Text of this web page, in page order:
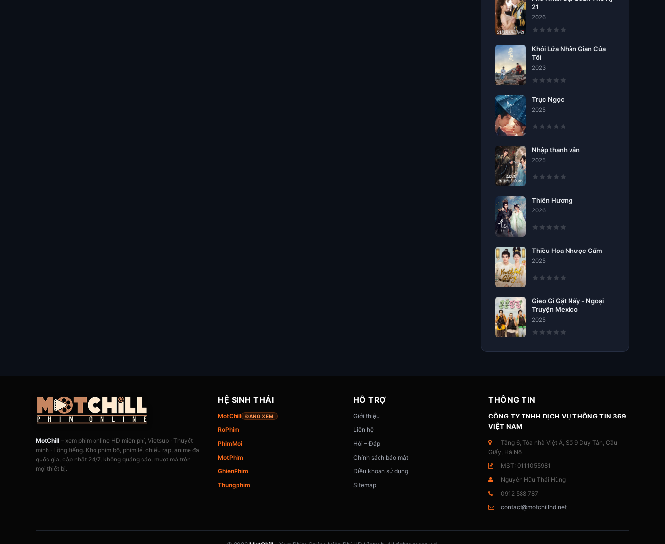
21
2026
Khói Lửa Nhân Gian Của
Tôi
2023
Trục Ngọc
2025
Nhập thanh vân
2025
Thiên Hương
2026
Thiều Hoa Nhược Cẩm
2025
Gieo Gì Gặt Nấy - Ngoại
Truyện Mexico
2025
MotChill – xem phim online HD miễn phí, Vietsub · Thuyết
minh · Lồng tiếng. Kho phim bộ, phim lẻ, chiếu rạp, anime đa
quốc gia, cập nhật 24/7, không quảng cáo, mượt mà trên
mọi thiết bị.
HỆ SINH THÁI
MotChill ĐANG XEM
RoPhim
PhimMoi
MotPhim
GhienPhim
Thungphim
HỖ TRỢ
Giới thiệu
Liên hệ
Hỏi – Đáp
Chính sách bảo mật
Điều khoản sử dụng
Sitemap
THÔNG TIN
CÔNG TY TNHH DỊCH VỤ THÔNG TIN 369
VIỆT NAM
Tầng 6, Tòa nhà Việt Á, Số 9 Duy Tân, Cầu
Giấy, Hà Nội
MST: 0111055981
Nguyễn Hữu Thái Hùng
0912 588 787
contact@motchillhd.net